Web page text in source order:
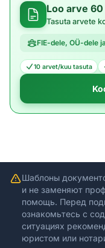
Loo arve
Tasuta arvete
FIE-dele, OÜ-dele
10 arvet/kuu tasuta
Шаблоны
и не заменяют
помощь. Перед
ознакомьтесь с
ситуациях
юристом или